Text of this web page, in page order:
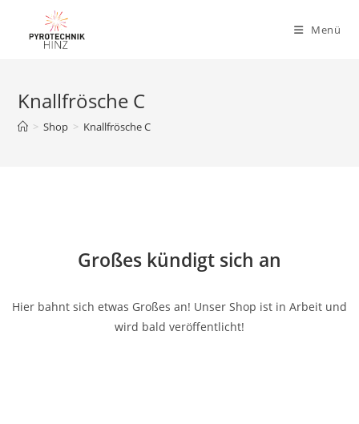
Menü
Knallfrösche C
> Shop > Knallfrösche C
Großes kündigt sich an
Hier bahnt sich etwas Großes an! Unser Shop ist in Arbeit und
wird bald veröffentlicht!